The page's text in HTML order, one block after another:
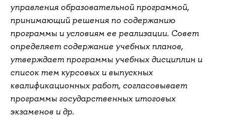
управления образовательной программой,
принимающий решения по содержанию
программы и условиям ее реализации. Совет
определяет содержание учебных планов,
утверждает программы учебных дисциплин и
список тем курсовых и выпускных
квалификационных работ, согласовывает
программы государственных итоговых
экзаменов и др.